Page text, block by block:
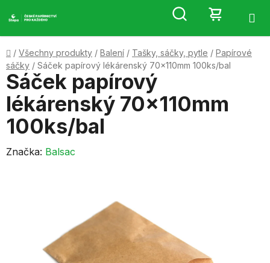
na
Hledat
KOŠÍK
Domů
/ Všechny produkty / Balení / Tašky, sáčky, pytle / Papírové
sáčky / Sáček papírový lékárenský 70x110mm 100ks/bal
Sáček papírový
lékárenský 70x110mm
100ks/bal
Značka: Balsac